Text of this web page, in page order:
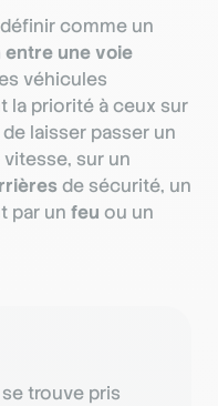
comme un
une voie
véhicules
la priorité à ceux sur
de laisser passer un
sur un
de sécurité, un
par un feu ou un
trouve pris